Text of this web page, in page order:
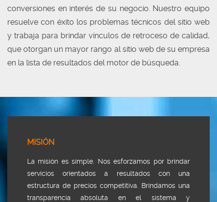
conversiones en interés de su negocio. Nuestro equipo
resuelve con éxito los problemas técnicos del sitio web
y trabaja para brindar vínculos de retroceso de calidad,
que otorgan un mayor rango al sitio web de su empresa
en la lista de resultados del motor de búsqueda.
MISIÓN
La misión es simple. Nos esforzamos por brindar
servicios orientados a resultados con una
estructura de precios competitiva. Brindamos una
transparencia absoluta en el sistema y